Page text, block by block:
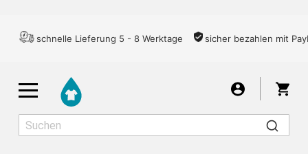
schnelle Lieferung 5 - 8 Werktage sicher bezahlen mit